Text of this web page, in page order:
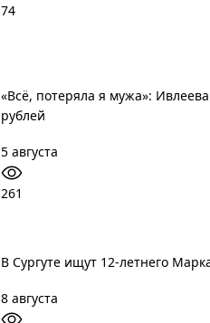
74
«Всё, потеряла я мужа»:
рублей
5 августа
261
В Сургуте ищут 12-летнего
8 августа